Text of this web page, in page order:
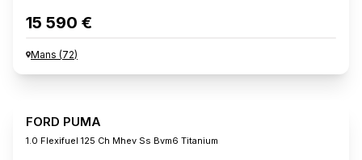
15 590 €
Mans (72)
FORD PUMA
1.0 Flexifuel 125 Ch Mhev Ss Bvm6 Titanium